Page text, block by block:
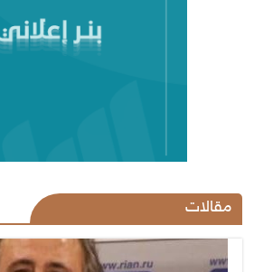
مقالات